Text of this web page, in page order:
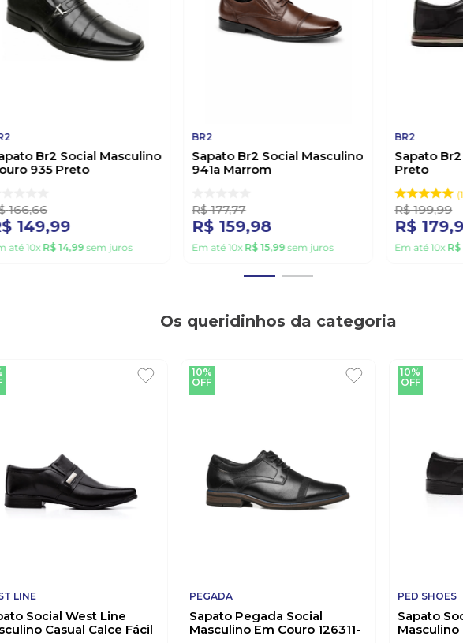
Br2 Social Masculino
935 Preto
166,66
149,99
até10x R$ 14,99sem juros
BR2
Sapato Br2 Social Masculino
941a Marrom
R$ 177,77
R$ 159,98
Em até10x R$ 15,99sem juros
BR2
Sapato
Preto
1
R$ 199,99
R$ 179,
Em até10x R$
Os queridinhos da categoria
LINE
Social West Line
Casual Calce Fácil
10%
OFF
PEGADA
Sapato Pegada Social
Masculino Em Couro 126311-
10%
OFF
PED SHOES
Sapato
Masculino